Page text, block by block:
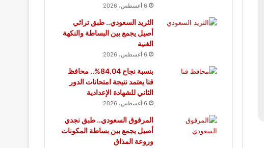
6 أغسطس، 2026
الثريد السعودي.. طبق تراثي
أصيل يجمع بين البساطة والنكهة
الغنية
6 أغسطس، 2026
بنسبة نجاح 84.04%.. محافظ
قنا يعتمد نتيجة امتحانات الدور
الثاني للشهادة الإعدادية
6 أغسطس، 2026
المرقوق السعودي.. طبق نجدي
أصيل يجمع بين بساطة المكونات
وروعة المذاق